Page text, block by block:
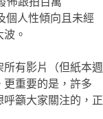
個人性傾向且未經
。
有影片（但紙本週
重要的是，許多
呼籲大家關注的，正